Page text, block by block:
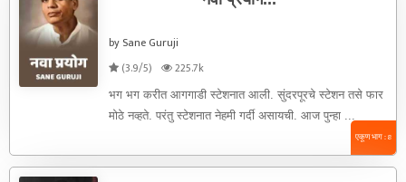
by Sane Guruji
(3.9/5)
225.7k
भग भग करीत आगगाडी स्टेशनात आली. सुंदरपूरचे स्टेशन तसे फार
मोठे नव्हते. परंतु स्टेशनात नेहमी गर्दी असायची. आज पुन्हा ...
एकूण भाग : 8